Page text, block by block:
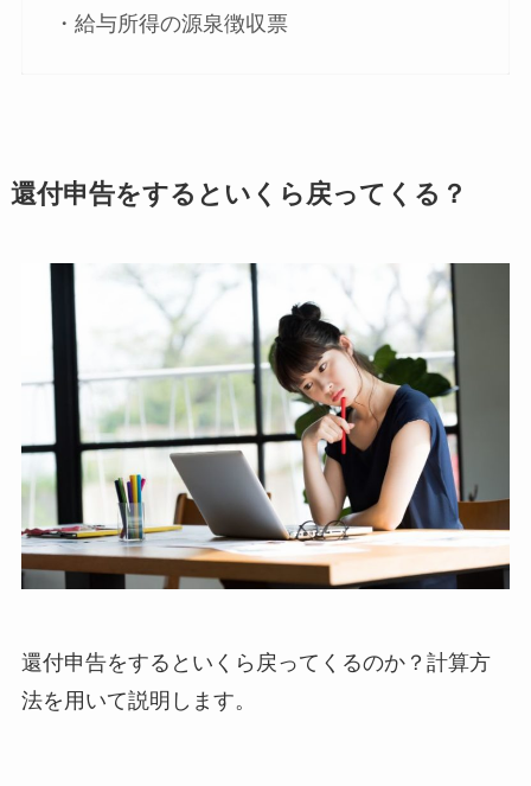
・給与所得の源泉徴収票
還付申告をするといくら戻ってくる？
還付申告をするといくら戻ってくるのか？計算方
法を用いて説明します。